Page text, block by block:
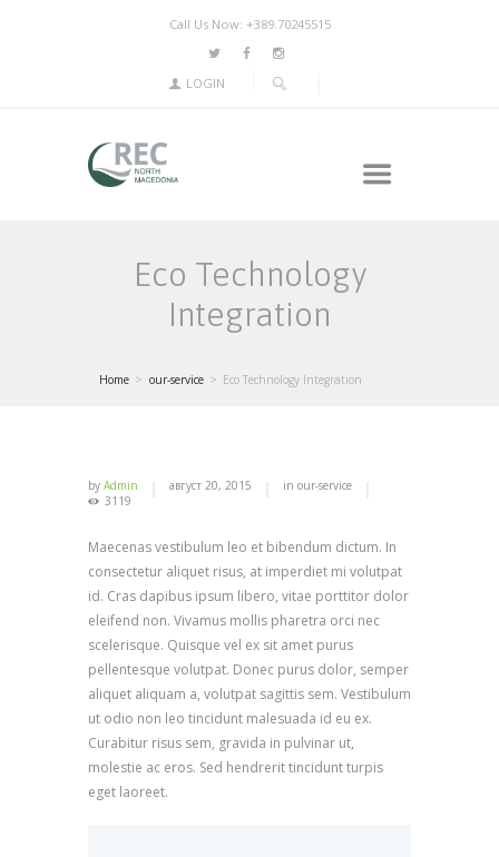
Call Us Now: +389.70245515
LOGIN
Eco Technology
Integration
Home our-service Eco Technology Integration
by Admin август 20, 2015 in our-service
3119
Maecenas vestibulum leo et bibendum dictum. In
consectetur aliquet risus, at imperdiet mi volutpat
id. Cras dapibus ipsum libero, vitae porttitor dolor
eleifend non. Vivamus mollis pharetra orci nec
scelerisque. Quisque vel ex sit amet purus
pellentesque volutpat. Donec purus dolor, semper
aliquet aliquam a, volutpat sagittis sem. Vestibulum
ut odio non leo tincidunt malesuada id eu ex.
Curabitur risus sem, gravida in pulvinar ut,
molestie ac eros. Sed hendrerit tincidunt turpis
eget laoreet.